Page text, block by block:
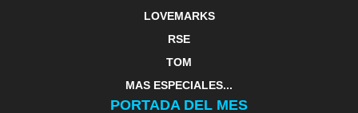
LOVEMARKS
RSE
TOM
MAS ESPECIALES...
PORTADA DEL MES